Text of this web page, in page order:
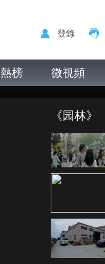
登錄
熱榜 微視頻
《园林》